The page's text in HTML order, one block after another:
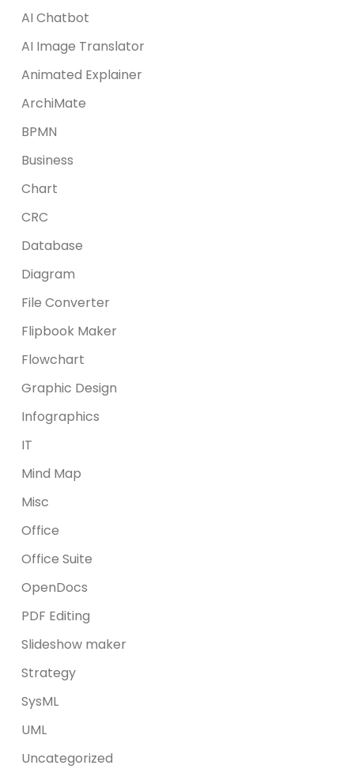
AI Chatbot
AI Image Translator
Animated Explainer
ArchiMate
BPMN
Business
Chart
CRC
Database
Diagram
File Converter
Flipbook Maker
Flowchart
Graphic Design
Infographics
IT
Mind Map
Misc
Office
Office Suite
OpenDocs
PDF Editing
Slideshow maker
Strategy
SysML
UML
Uncategorized